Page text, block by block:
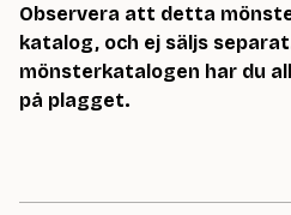
Observera att detta
katalog, och ej säljs
mönsterkatalogen har du
på plagget.